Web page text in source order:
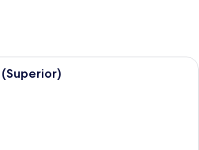
주니어룸, 킹사이즈침대 1개
(Superior)